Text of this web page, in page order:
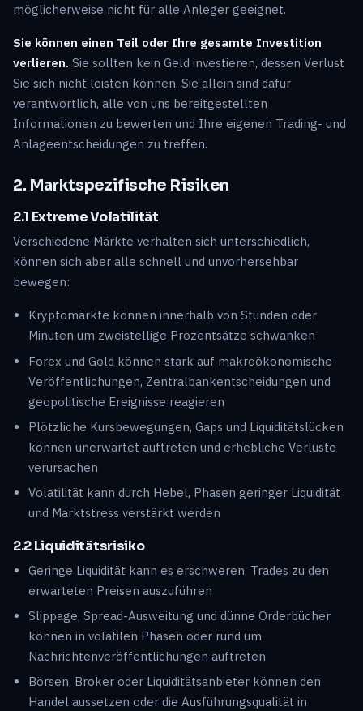
möglicherweise nicht für alle Anleger geeignet.
Sie können einen Teil oder Ihre gesamte Investition
verlieren. Sie sollten kein Geld investieren, dessen Verlust
Sie sich nicht leisten können. Sie allein sind dafür
verantwortlich, alle von uns bereitgestellten
Informationen zu bewerten und Ihre eigenen Trading- und
Anlageentscheidungen zu treffen.
2. Marktspezifische Risiken
2.1 Extreme Volatilität
Verschiedene Märkte verhalten sich unterschiedlich,
können sich aber alle schnell und unvorhersehbar
bewegen:
Kryptomärkte können innerhalb von Stunden oder
Minuten um zweistellige Prozentsätze schwanken
Forex und Gold können stark auf makroökonomische
Veröffentlichungen, Zentralbankentscheidungen und
geopolitische Ereignisse reagieren
Plötzliche Kursbewegungen, Gaps und Liquiditätslücken
können unerwartet auftreten und erhebliche Verluste
verursachen
Volatilität kann durch Hebel, Phasen geringer Liquidität
und Marktstress verstärkt werden
2.2 Liquiditätsrisiko
Geringe Liquidität kann es erschweren, Trades zu den
erwarteten Preisen auszuführen
Slippage, Spread-Ausweitung und dünne Orderbücher
können in volatilen Phasen oder rund um
Nachrichtenveröffentlichungen auftreten
Börsen, Broker oder Liquiditätsanbieter können den
Handel aussetzen oder die Ausführungsqualität in